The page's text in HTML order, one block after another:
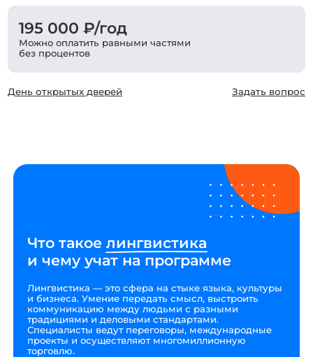
195 000 ₽/год
Можно оплатить равными частями
без процентов
День открытых дверей Задать вопрос
Что такоелингвистика
и чему учат на программе
Лингвистика — это сфера на стыке языка, культуры
и бизнеса. Умение передать смысл, выстроить
коммуникацию между людьми с разными
традициями и деловыми стандартами.
Специалисты ведут переговоры, международные
проекты и осуществляют многомиллионную
торговлю.